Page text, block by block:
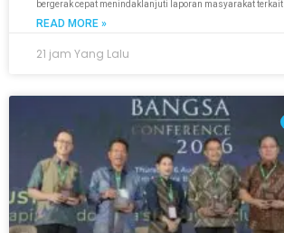
bergerak cepat menindaklanjuti laporan masyarakat terkait
READ MORE »
21 jam Yang Lalu